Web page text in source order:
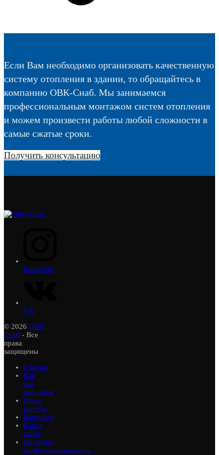
Если Вам необходимо организовать качественную
систему отопления в здании, то обращайтесь в
компанию ОВК-Снаб. Мы занимаемся
профессиональным монтажом систем отопления
и можем произвести работы любой сложности в
самые сжатые сроки.
Получить консультацию
Instagram
VK
© 2026 ОВК-
Снаб - Все
права
защищены
Главная
Как
мы
работаем
Наши
работы
Контакты
Карта
сайта
Политика
конфиденциальности